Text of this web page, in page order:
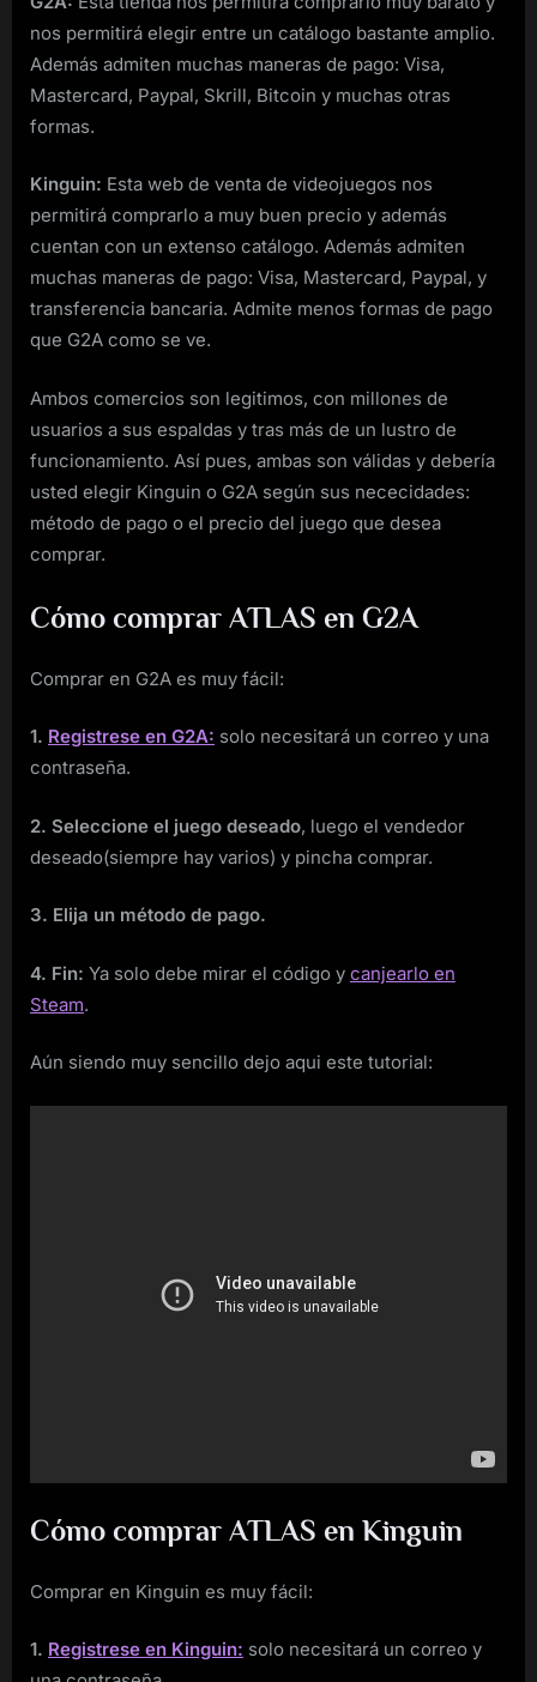
nos permitirá elegir entre un catálogo bastante amplio.
Además admiten muchas maneras de pago: Visa,
Mastercard, Paypal, Skrill, Bitcoin y muchas otras
formas.
Kinguin: Esta web de venta de videojuegos nos
permitirá comprarlo a muy buen precio y además
cuentan con un extenso catálogo. Además admiten
muchas maneras de pago: Visa, Mastercard, Paypal, y
transferencia bancaria. Admite menos formas de pago
que G2A como se ve.
Ambos comercios son legitimos, con millones de
usuarios a sus espaldas y tras más de un lustro de
funcionamiento. Así pues, ambas son válidas y debería
usted elegir Kinguin o G2A según sus nececidades:
método de pago o el precio del juego que desea
comprar.
Cómo comprar ATLAS en G2A
Comprar en G2A es muy fácil:
1. Registrese en G2A: solo necesitará un correo y una
contraseña.
2. Seleccione el juego deseado, luego el vendedor
deseado(siempre hay varios) y pincha comprar.
3. Elija un método de pago.
4. Fin: Ya solo debe mirar el código y canjearlo en
Steam.
Aún siendo muy sencillo dejo aqui este tutorial:
Cómo comprar ATLAS en Kinguin
Comprar en Kinguin es muy fácil:
1. Registrese en Kinguin: solo necesitará un correo y